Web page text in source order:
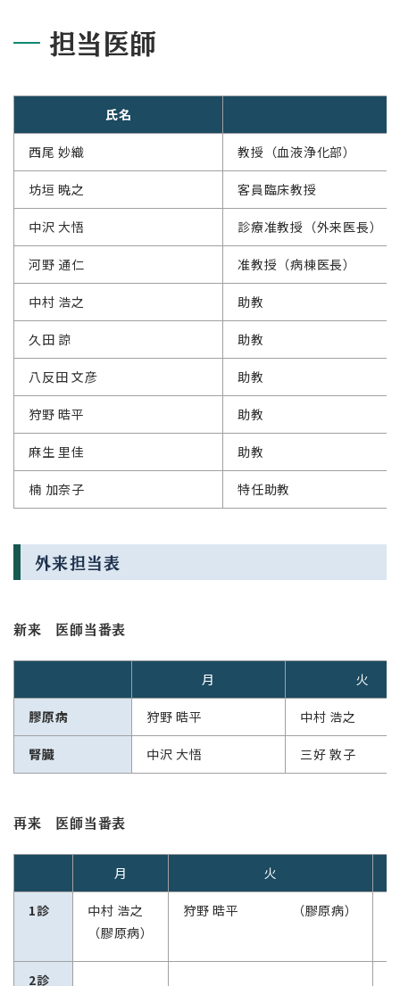
担当医師
氏名
西尾 妙織 教授（血液浄化部）
坊垣 暁之 客員臨床教授
中沢 大悟 診療准教授（外来医長）
河野 通仁 准教授（病棟医長）
中村 浩之 助教
久田 諒 助教
八反田 文彦 助教
狩野 晧平 助教
麻生 里佳 助教
楠 加奈子 特任助教
外来担当表
新来 医師当番表
月 火
膠原病 狩野 晧平 中村 浩之
腎臓 中沢 大悟 三好 敦子
再来 医師当番表
月 火
1診
中村 浩之
（膠原病）
狩野 晧平 （膠原病）
2診